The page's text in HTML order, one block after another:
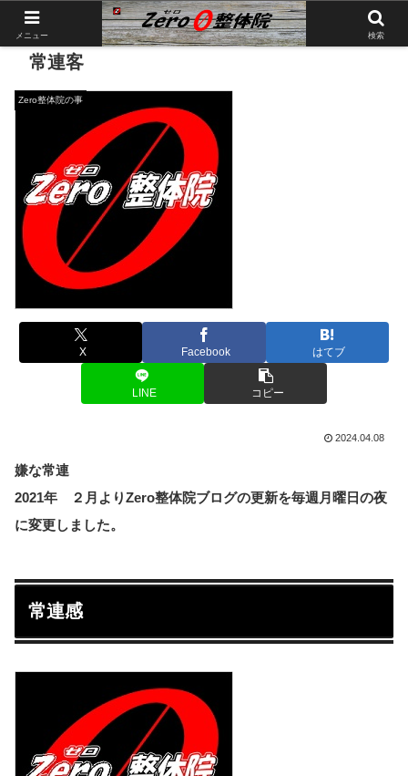
常連客
Zero整体院の事
X Facebook はてブ
LINE コピー
2024.04.08
嫌な常連
2021年 ２月よりZero整体院ブログの更新を毎週月曜日の夜
に変更しました。
常連感
メニュー 検索